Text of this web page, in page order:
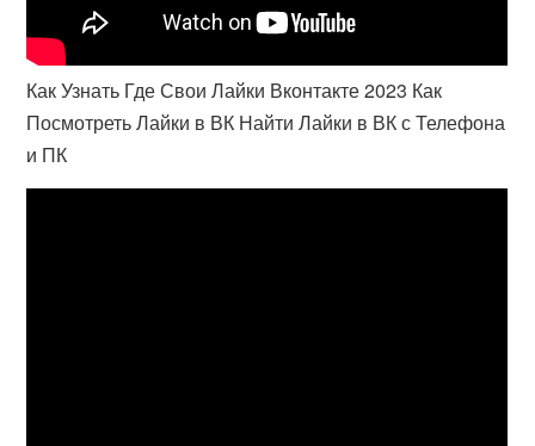
Как Узнать Где Свои Лайки Вконтакте 2023 Как
Посмотреть Лайки в ВК Найти Лайки в ВК с Телефона
и ПК